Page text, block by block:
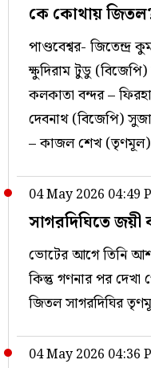
কে কোথায়
পাণ্ডবেশ্বর- জিতেন্দ্র
ক্ষুদিরাম টুডু
কলকাতা বন্দর –
দেবনাথ (বিজেপি)
– কাজল শেখ (তৃণমূল)
04 May 2026 04:49
সাগরদিঘিতে জয়ী
ভোটের আগে তিনি
কিন্তু গণনার পর
জিতল সাগরদিঘির তৃণমূল
04 May 2026 04:36